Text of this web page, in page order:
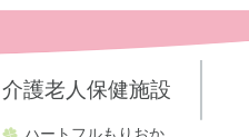
介護老人保健施設